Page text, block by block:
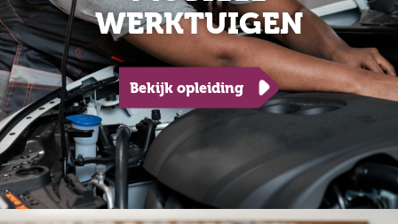
WERKTUIGEN
Bekijk opleiding